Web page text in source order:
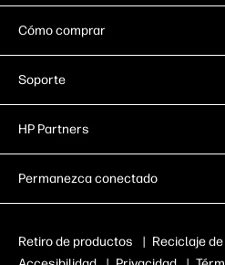
Cómo comprar
Soporte
HP Partners
Permanezca conectado
Retiro de productos | Reciclaje